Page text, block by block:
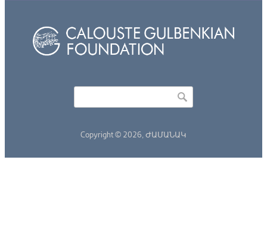
Copyright © 2026, ԺԱՄԱՆԱԿ